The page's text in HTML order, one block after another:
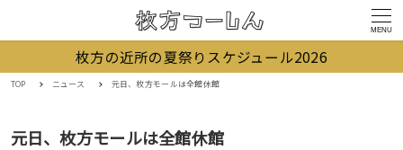
MENU
枚方の近所の夏祭りスケジュール2026
TOP ニュース 元日、枚方モールは全館休館
元日、枚方モールは全館休館